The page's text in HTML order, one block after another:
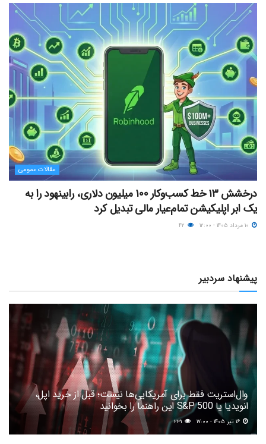
مقالات عمومی
درخشش ۱۳ خط کسب‌وکار ۱۰۰ میلیون دلاری، رابینهود را به
یک ابر اپلیکیشن تمام‌عیار مالی تبدیل کرد
پیشنهاد سردبیر
وال‌استریت فقط برای آمریکایی‌ها نیست؛ قبل از خرید اپل،
انویدیا یا S&P 500 این راهنما را بخوانید
۲۳۱